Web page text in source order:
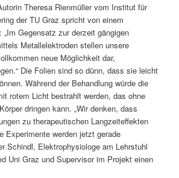
Theresa Rienmüller vom Institut für
der TU Graz spricht von einem
„Im Gegensatz zur derzeit gängigen
Metallelektroden stellen unsere
neue Möglichkeit dar,
Die Folien sind so dünn, dass sie leicht
Während der Behandlung würde die
rotem Licht bestrahlt werden, das ohne
dringen kann. „Wir denken, dass
zu therapeutischen Langzeiteffekten
Experimente werden jetzt gerade
Schindl, Elektrophysiologe am Lehrstuhl
Uni Graz und Supervisor im Projekt einen